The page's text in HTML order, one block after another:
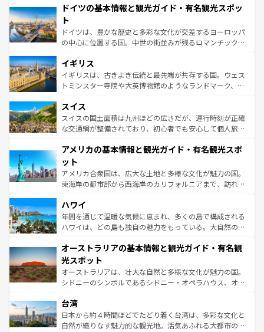
せる。地方によって風土や気候が異なるスペインはその個
ンテンツ一覧 を参照してほしい。
で、幅広い魅力が詰まっている。華麗な宮殿、歴史的な大
聖堂、美しいビーチ、そして豊かな自然が、訪れる者を心
から魅了する。また、フランスは美食の国としても知ら
れ、フランス料理はユネスコ無形文化遺産にも登録されて
香り高いラベンダー畑など、多彩な楽しみ方が可能だ。さ
らに、パリ以外の地域にも魅力が溢れており、どの街角に
も豊かな歴史と文化が息づいている。パリ以外の個性あふ
を参照してほしい。
ドイツの基本情報と観光ガイド・有名観光スポッ
ト
ドイツは、豊かな歴史と多彩な文化が交差するヨーロッパ
の中心に位置する国。中世の街並みが残るロマンチック街
顔を持つこの国は、どこを歩いても飽きることがない。ベ
ルリンの文化的活気、バイエルン州のアルプスの絶景、そ
してライン川沿いのワイン畑といった風景は必見。ビール
は、お酒好きな人にはぜひ体験してほしい。 なお、新着の
ドイツ情報はコンテンツ一覧を参照してほしい。
イギリス
イギリスは、古きよき伝統と最先端が共存する国。ウェス
トミンスター寺院や大英博物館のようなランドマーク、歴
リアごとに異なる魅力がある。また、優雅なアフタヌーン
ティー、ビール好きにはたまらない英国パブ、サッカー観
戦など、本場だからこそできる体験も豊富。イギリスを旅
ンツ一覧を参照してほしい。
スイス
スイスの国土面積は九州ほどの広さだが、運行時刻が正確
な交通網が整備されており、初心者でも安心して個人旅行
の建物がそのまま残る町や、スイスならではのユニークな
博物館もあり、アルプス観光だけでなく町歩きも満喫する
ことができる。国民の所得が高いため物価も高いが、旅行
者向けの交通パス提供のサービスもあり、うまく活用すれ
着のスイス情報は
アメリカの基本情報と観光ガイド・有名観光スポ
ット
アメリカ合衆国は、広大な土地と多様な文化が魅力の国。
東海岸の都市部から西海岸のカリフォルニアまで、訪れる
のような巨大都市は、観光、ショッピング、エンターテイ
ンメントが詰まった刺激的なスポットだ。一方、アメリカ
西部には大自然が広がり、グランドキャニオンやイエロー
部のニューオーリンズでは、音楽と美食が融合した独特の
文化が魅力。旅行者はアメリカの各地域で異なる魅力を楽
しみながら、その多様性と豊かな歴史を感じることができ
るだろう。車でのロードトリップや列車の旅も、アメリカ
情報は
ハワイ
年間を通じて温暖な気候に恵まれ、多くの島で構成される
ハワイは、どの島も独自の魅力をもっている。大自然の神
ワイ島は見逃せない。また、定番の観光地といえばオアフ
島だが、静かな自然を求めるならマウイ島やカウアイ島が
おすすめ。エメラルドグリーンに輝く海をはじめ、豊かな
文化や歴史が息づいている。「アロハスピリット」と呼ば
人々、おいしいローカルフードやハワイアンミュージッ
ク、伝統的なフラダンスなど、すべてがハワイの魅力を彩
っている。訪れるたびに新しい発見と感動が待っているハ
オーストラリアの基本情報と観光ガイド・有名観
光スポット
オーストラリアは、壮大な自然と多様な文化が魅力の国。
シドニーのシンボルであるシドニー・オペラハウス、オー
リアリーフや大陸中央部にそびえるウルル（エアーズロッ
ク）、タスマニアの美しい原生林やケアンズの熱帯雨林な
ど、見どころがたくさん。また、カフェやワイン、オージ
台湾
日本から約４時間ほどでたどり着く台湾は、多彩な文化と
自然が織りなす魅力的な観光地。活気あふれる大都市の台